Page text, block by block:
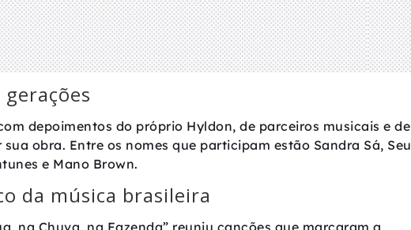
depoimentos do próprio Hyldon, de parceiros musicais e de
obra. Entre os nomes que participam estão Sandra Sá, Seu
e Mano Brown.
da música brasileira